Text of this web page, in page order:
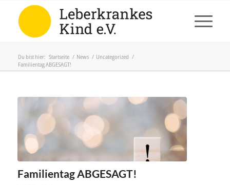
Du bist hier: Startseite / News / Uncategorized /
Familientag ABGESAGT!
Familientag ABGESAGT!